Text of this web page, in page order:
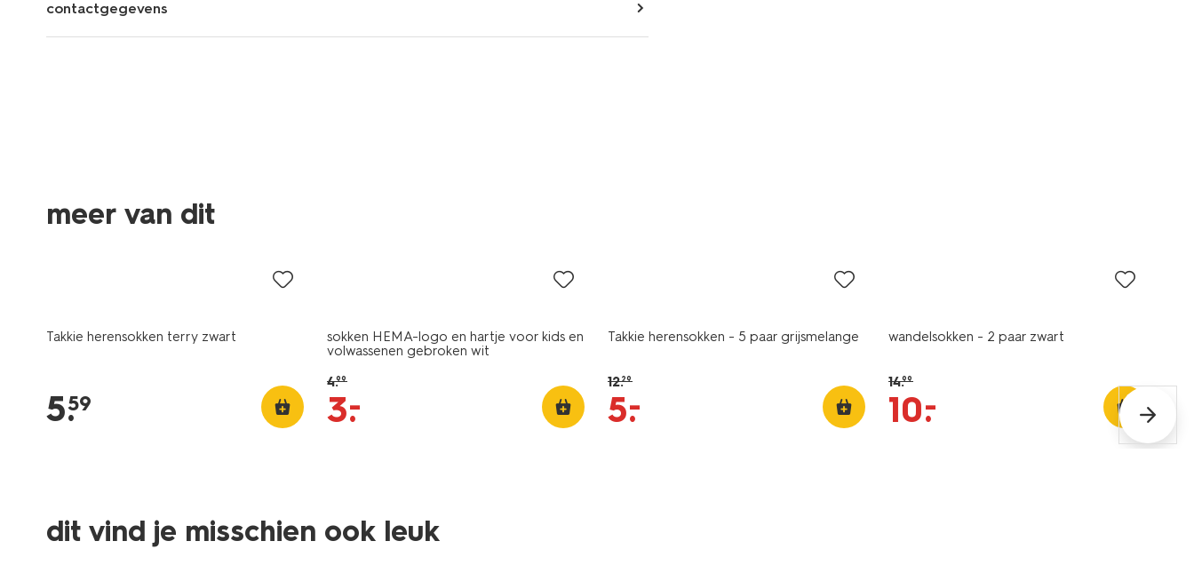
contactgegevens
meer van dit
Takkie herensokken terry zwart
5.
59
sokken HEMA-logo en hartje voor kids en
volwassenen gebroken wit
4.99
3.
–
Takkie herensokken - 5 paar grijsmelange
12.29
5.
–
wandelsokken - 2 paar zwart
14.99
10.
–
dit vind je misschien ook leuk